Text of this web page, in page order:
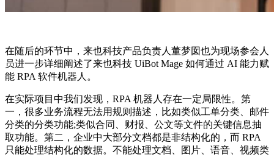
在随后的环节中，来也科技产品负责人董梦囡也为现场参会人
员进一步详细阐述了来也科技 UiBot Mage 如何通过 AI 能力赋
能 RPA 软件机器人。
在实际项目中我们发现，RPA 机器人存在一定局限性。第
一，很多业务流程无法用规则描述，比如类似工单分类、邮件
分类的分类功能;类似合同、财报、公文等文件的关键信息抽
取功能。第二，企业中大部分文档都是非结构化的，而 RPA
只能处理结构化的数据。不能处理文档、图片、语音、视频类